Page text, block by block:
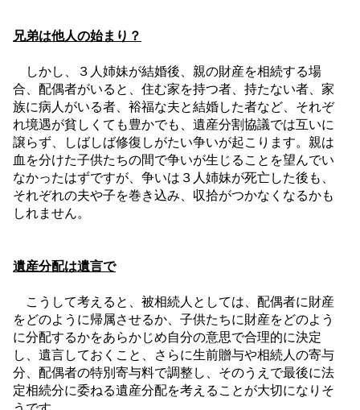
兄弟は他人の始まり？
しかし、３人姉妹が結婚後、親の財産を相続する場
合、配偶者がいると、住む家を持つ者、持たない者、家
族に病人がいる者、裕福な夫と結婚した者など、それぞ
れ境遇が貧しくても豊かでも、遺産分割協議では互いに
譲らず、しばしば修復しがたい争いが起こります。親は
血を分けた子供たちの間で争いが生じることを望んでい
なかったはずですが、争いは３人姉妹が死亡した後も、
それぞれの夫や子を巻き込み、収拾がつかなくなるかも
しれません。
遺産分配は遺言で
こうして考えると、被相続人としては、配偶者に財産
をどのように帰属させるか、子供たちに財産をどのよう
に分配するかをあらかじめ自分の意思で合理的に決定
し、遺言しておくこと、さらに生前贈与や相続人の寄与
分、配偶者の特別寄与料で調整し、そのうえで最後に法
定相続分に委ねる遺産分配を考えることが大切になりそ